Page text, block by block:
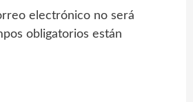
electrónico no será
obligatorios están